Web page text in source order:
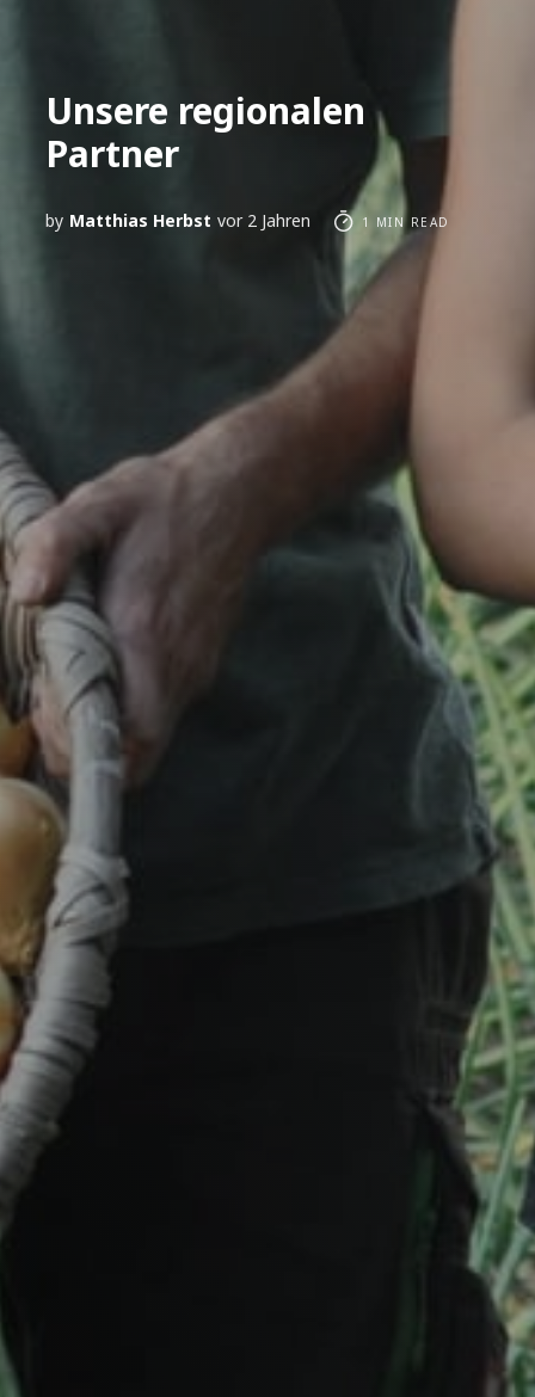
Unsere regionalen
Partner
by Matthias Herbst vor 2 Jahren 1 MIN READ